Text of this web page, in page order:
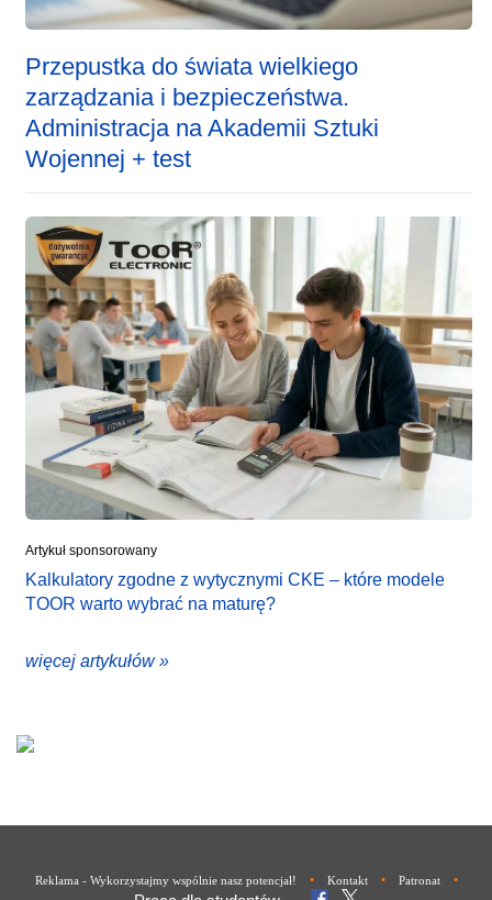
Przepustka do świata wielkiego
zarządzania i bezpieczeństwa.
Administracja na Akademii Sztuki
Wojennej + test
Artykuł sponsorowany
Kalkulatory zgodne z wytycznymi CKE – które modele
TOOR warto wybrać na maturę?
więcej artykułów »
Reklama - Wykorzystajmy wspólnie nasz potencjał! • Kontakt • Patronat •